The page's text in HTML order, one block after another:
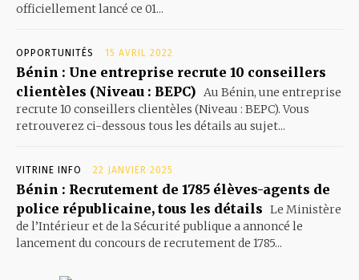
officiellement lancé ce 01...
OPPORTUNITÉS 15 AVRIL 2022
Bénin : Une entreprise recrute 10 conseillers
clientèles (Niveau : BEPC)
Au Bénin, une entreprise
recrute 10 conseillers clientèles (Niveau : BEPC). Vous
retrouverez ci-dessous tous les détails au sujet...
VITRINE INFO 22 JANVIER 2025
Bénin : Recrutement de 1785 élèves-agents de
police républicaine, tous les détails Le Ministère
de l’Intérieur et de la Sécurité publique a annoncé le
lancement du concours de recrutement de 1785...